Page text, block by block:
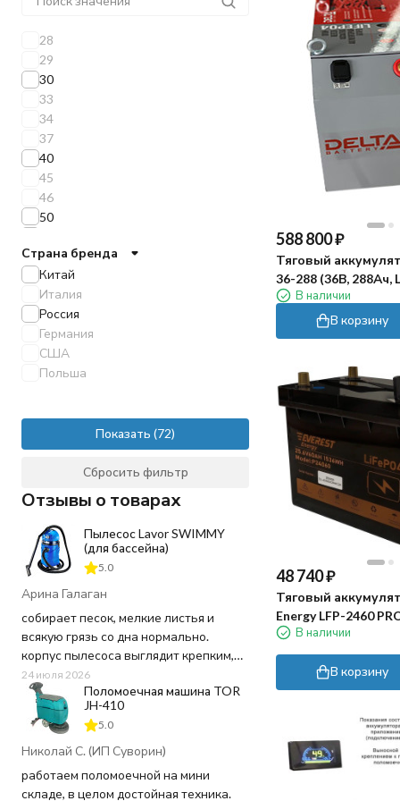
588 800₽
Тяговый
36-288 (36В, 288Ач,
В наличии
В корзину
48 740₽
Тяговый
Energy LFP-2460
LiFePO4)
В наличии
В корзину
28
29
30
33
34
37
40
45
46
50
54
55
60
65
66
69
70
75
78
79
80
82
83
85
88
90
92
95
99
Страна бренда
Китай
Италия
Россия
Германия
США
Польша
Показать
Сбросить фильтр
Отзывы о товарах
Пылесос Lavor SWIMMY
(для бассейна)
5.0
Арина Галаган
собирает песок, мелкие листья и
всякую грязь со дна нормально.
корпус пылесоса выглядит крепким,
пластик не "хлипкий", а шланг
достаточно длинный, не пришлось
ничего докупать. Используем для
чистки бассейна 20 кв.м. в частном
доме - хватает мощности и длины
шнура.
24 июля 2026
Поломоечная машина TOR
JH-410
5.0
Николай С. (ИП Суворин)
работаем поломоечной на мини
складе, в целом достойная техника.